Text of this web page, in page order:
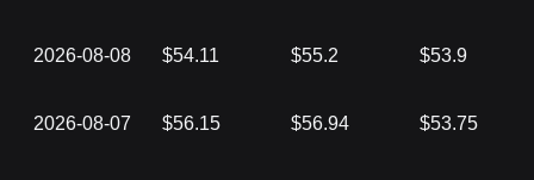
2026-08-08 $54.11 $55.2 $53.9
2026-08-07 $56.15 $56.94 $53.75